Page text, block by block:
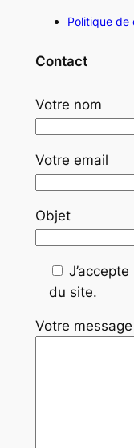
Politique de
Contact
Votre nom
Votre email
Objet
du site.
Votre message